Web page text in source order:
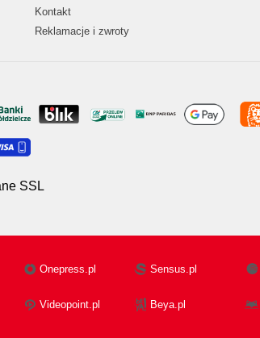
Kontakt
Reklamacje i zwroty
SSL
Onepress.pl Sensus.pl
Videopoint.pl Beya.pl